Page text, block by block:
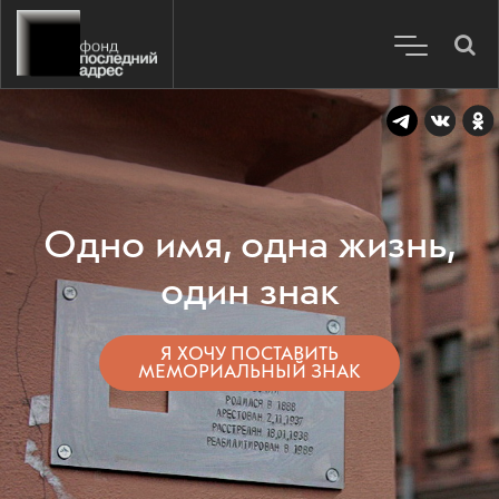
Одно имя, одна жизнь,
один знак
Я ХОЧУ ПОСТАВИТЬ
МЕМОРИАЛЬНЫЙ ЗНАК